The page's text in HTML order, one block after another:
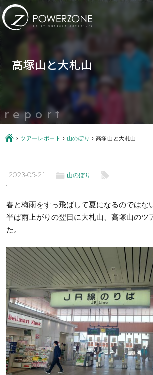
report
高塚山と大札山
Ç ›ツアーレポート › 山のぼり › 高塚山と大札山
2023-05-21 ë 山のぼり l
春と梅雨をすっ飛ばして夏になるのではな
半ば雨上がりの翌日に大札山、高塚山のツ
た。